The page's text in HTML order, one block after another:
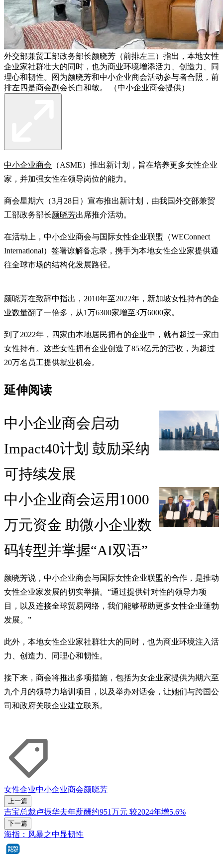
外交部兼贸工部政务部长颜晓芳（前排左三）指出，本地女性
企业家社群壮大的同时，也为商业环境增添活力、创造力、同
理心和韧性。图为颜晓芳和中小企业商会活动参与者合照，前
排左四是商会副会长白和敏。 （中小企业商会提供）
中小企业商会 （ASME）推出新计划，旨在培养更多女性企业
家，并加强女性在领导岗位的能力。
商会星期六（3月28日）宣布推出新计划，由我国外交部兼贸
工部政务部长颜晓芳出席推介活动。
在活动上，中小企业商会与国际女性企业联盟（WEConnect
International）签署谅解备忘录，携手为本地女性企业家提供通
往全球市场的结构化发展路径。
颜晓芳在致辞中指出，2010年至2022年，新加坡女性持有的企
业数量翻了一倍多，从1万6300家增至3万6000家。
到了2022年，四家由本地居民拥有的企业中，就有超过一家由
女性持有。这些女性拥有企业创造了853亿元的营收，为超过
20万名员工提供就业机会。
延伸阅读
中小企业商会启动
Impact40计划 鼓励采纳
可持续发展
中小企业商会运用1000
万元资金 助微小企业数
码转型并掌握“AI双语”
颜晓芳说，中小企业商会与国际女性企业联盟的合作，是推动
女性企业家发展的切实举措。“通过提供针对性的领导力项
目，以及连接全球贸易网络，我们能够帮助更多女性企业蓬勃
发展。”
此外，本地女性企业家社群壮大的同时，也为商业环境注入活
力、创造力、同理心和韧性。
接下来，商会将推出多项措施，包括为女企业家提供为期六至
九个月的领导力培训项目，以及举办对话会，让她们与跨国公
司和政府关联企业建立联系。
女性企业中小企业商会颜晓芳
上一篇
吉宝总裁卢振华去年薪酬约951万元 较2024年增5.6%
下一篇
海指：风暴之中显韧性